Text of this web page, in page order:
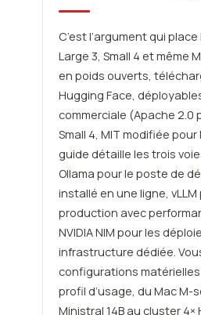
C’est l’argument qui
Large 3, Small 4 et même
en poids ouverts,
Hugging Face,
commerciale (Apache 2.0
Small 4, MIT modifiée pour
guide détaille les trois
Ollama pour le poste de
installé en une ligne, vLLM
production avec
NVIDIA NIM pour les
infrastructure dédiée.
configurations
profil d’usage, du Mac M-
Ministral 14B au cluster 4×